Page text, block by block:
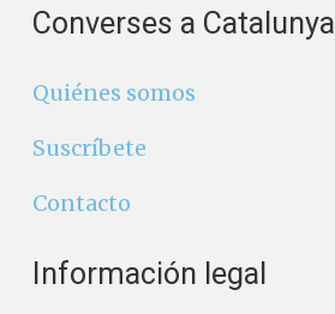
Converses a Catalunya
Quiénes somos
Suscríbete
Contacto
Información legal